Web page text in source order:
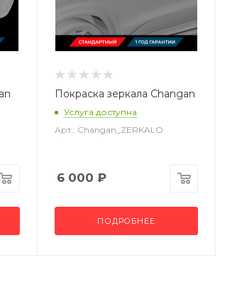
Покраска зеркала Changan
Услуга доступна
Арт.: Changan_ZERKALO
6 000 ₽
ПОДРОБНЕЕ